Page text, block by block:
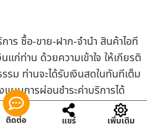
าร ซื้อ-ขาย-ฝาก-จำนำ สินค้าไอที
แก่ท่าน ด้วยความเข้าใจ ให้เกียรติ
รม ท่านจะได้รับเงินสดในทันทีเต็ม
ผนการผ่อนชำระค่าบริการได้
ติดต่อ แชร์ เพิ่มเติม